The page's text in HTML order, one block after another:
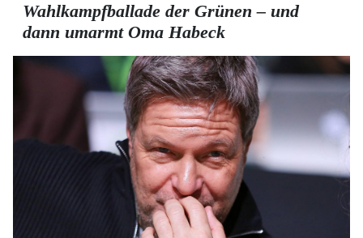
Wahlkampfballade der Grünen – und
dann umarmt Oma Habeck